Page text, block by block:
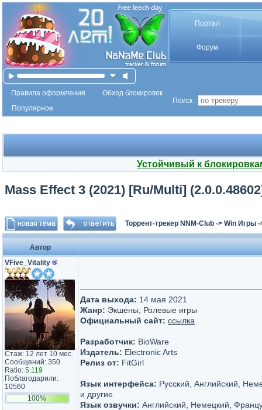
Портал
Форум
Правила оформления
Обход блокировок
Популярное
Поиск :
Устойчивый к
Mass Effect 3 (2021) [Ru/Multi]
Торрент-трекер NNM-Club -> Win Игры
Автор
VFive_Vitality ®
Стаж: 12 лет 10 мес.
Сообщений: 350
Ratio: 5.119
Поблагодарили:
10560
100%
Дата выхода: 14 мая 2021
Жанр: Экшены, Ролевые игры
Официальный сайт: ссылка
Разработчик: BioWare
Издатель: Electronic Arts
Релиз от: FitGirl
Язык интерфейса: Русский, Английский,
и другие
Язык озвучки: Английский, Немецкий,